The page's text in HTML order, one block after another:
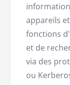
appareils
fonctions
et de
via des
ou